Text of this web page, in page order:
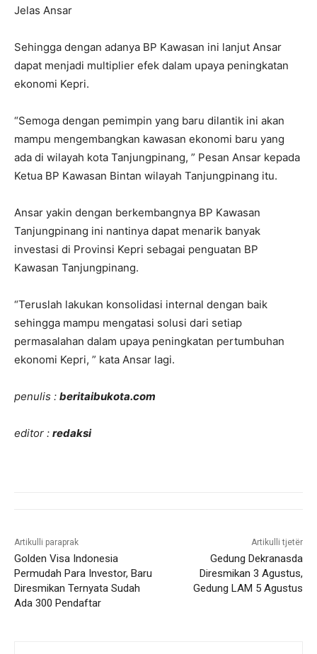
Jelas Ansar
Sehingga dengan adanya BP Kawasan ini lanjut Ansar
dapat menjadi multiplier efek dalam upaya peningkatan
ekonomi Kepri.
“Semoga dengan pemimpin yang baru dilantik ini akan
mampu mengembangkan kawasan ekonomi baru yang
ada di wilayah kota Tanjungpinang, ” Pesan Ansar kepada
Ketua BP Kawasan Bintan wilayah Tanjungpinang itu.
Ansar yakin dengan berkembangnya BP Kawasan
Tanjungpinang ini nantinya dapat menarik banyak
investasi di Provinsi Kepri sebagai penguatan BP
Kawasan Tanjungpinang.
“Teruslah lakukan konsolidasi internal dengan baik
sehingga mampu mengatasi solusi dari setiap
permasalahan dalam upaya peningkatan pertumbuhan
ekonomi Kepri, ” kata Ansar lagi.
penulis : beritaibukota.com
editor : redaksi
Artikulli paraprak
Golden Visa Indonesia
Permudah Para Investor, Baru
Diresmikan Ternyata Sudah
Ada 300 Pendaftar
Artikulli tjetër
Gedung Dekranasda
Diresmikan 3 Agustus,
Gedung LAM 5 Agustus